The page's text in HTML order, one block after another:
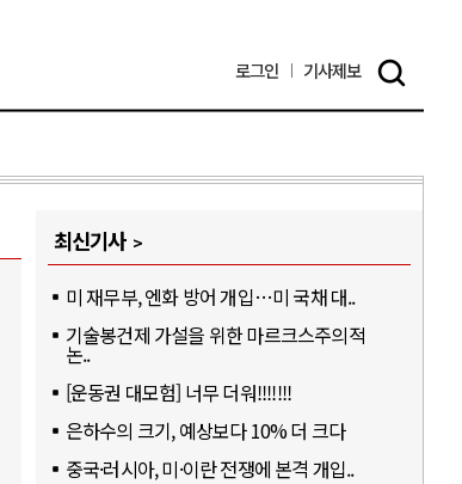
로그인 기사제보
최신기사
미 재무부, 엔화 방어 개입…미 국채 대..
기술봉건제 가설을 위한 마르크스주의적
논..
[운동권 대모험] 너무 더워!!!!!!!
은하수의 크기, 예상보다 10% 더 크다
중국·러시아, 미·이란 전쟁에 본격 개입..